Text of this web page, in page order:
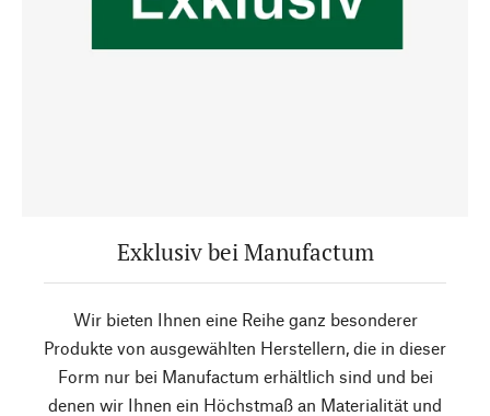
Exklusiv bei Manufactum
Wir bieten Ihnen eine Reihe ganz besonderer
Produkte von ausgewählten Herstellern, die in dieser
Form nur bei Manufactum erhältlich sind und bei
denen wir Ihnen ein Höchstmaß an Materialität und